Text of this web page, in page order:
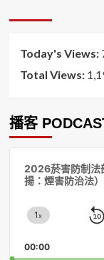
Today's Views:
Total Views:
播客
2026菸害防制法
揚：煙害防治法
Change
Rate
1x
00:00